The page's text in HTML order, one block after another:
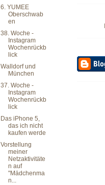
6. YUMEE
Oberschwab
en
38. Woche -
Instagram
Wochenrückb
lick
Walldorf und
München
37. Woche -
Instagram
Wochenrückb
lick
Das iPhone 5,
das ich nicht
kaufen werde
Vorstellung
meiner
Netzaktivitäte
n auf
"Mädchenma
n...